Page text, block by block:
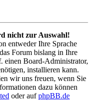
nicht zur Auswahl!
entweder Ihre Sprache
Forum bislang in Ihre
einen Board-Administrator,
installieren kann.
wir uns freuen, wenn Sie
dazu können
oder aufphpBB.de